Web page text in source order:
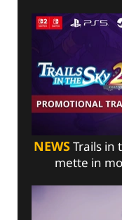
NEWSTrails in
mette in